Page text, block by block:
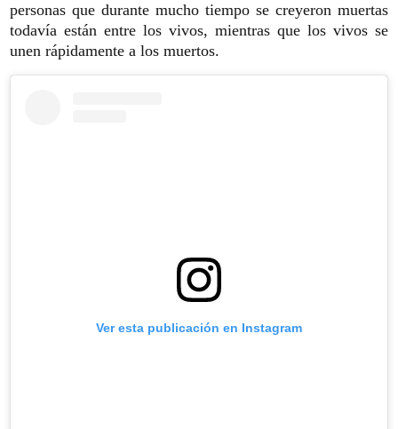
personas que durante mucho tiempo se creyeron muertas
todavía están entre los vivos, mientras que los vivos se
unen rápidamente a los muertos.
Ver esta publicación en Instagram